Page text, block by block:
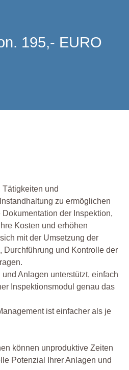
195,- EURO
und
zu ermöglichen
der Inspektion,
Kosten und erhöhen
mit der Umsetzung der
Durchführung und Kontrolle der
Anlagen unterstützt, einfach
Inspektionsmodul genau das
ist einfacher als je
können unproduktive Zeiten
Potenzial Ihrer Anlagen und